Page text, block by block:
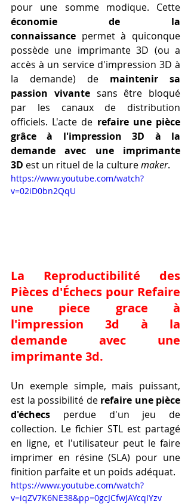
économie de la
connaissance permet à quiconque
possède une imprimante 3D (ou a
accès à un service d'impression 3D à
la demande) de maintenir sa
passion vivante sans être bloqué
par les canaux de distribution
officiels. L'acte de refaire une pièce
grâce à l'impression 3D à la
demande avec une imprimante
3D est un rituel de la culture maker.
https://www.youtube.com/watch?
v=02iD0bn2QqU
La Reproductibilité des
Pièces d'Échecs pour Refaire
une piece grace à
l'impression 3d à la
demande avec une
imprimante 3d.
Un exemple simple, mais puissant,
est la possibilité de refaire une pièce
d'échecs perdue d'un jeu de
collection. Le fichier STL est partagé
en ligne, et l'utilisateur peut le faire
imprimer en résine (SLA) pour une
finition parfaite et un poids adéquat.
https://www.youtube.com/watch?
v=iqZV7K6NE38&pp=0gcJCfwJAYcqIYzv